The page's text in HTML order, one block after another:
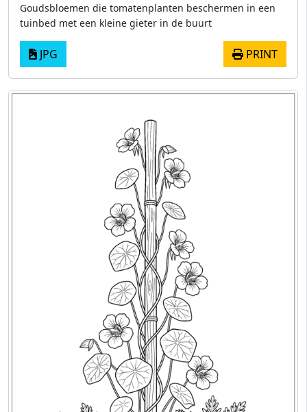
Goudsbloemen die tomatenplanten beschermen in een
tuinbed met een kleine gieter in de buurt
JPG PRINT